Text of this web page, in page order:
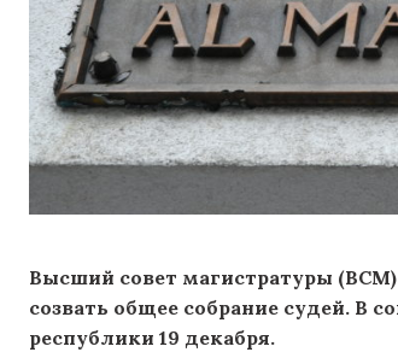
Высший совет магистратуры (ВСМ)
созвать общее собрание судей. В
республики 19 декабря.